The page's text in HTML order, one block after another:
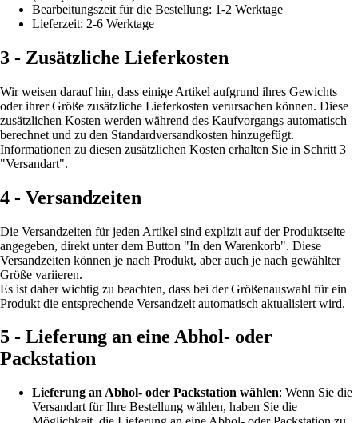
Bearbeitungszeit für die Bestellung: 1-2 Werktage
Lieferzeit: 2-6 Werktage
3 - Zusätzliche Lieferkosten
Wir weisen darauf hin, dass einige Artikel aufgrund ihres Gewichts
oder ihrer Größe zusätzliche Lieferkosten verursachen können. Diese
zusätzlichen Kosten werden während des Kaufvorgangs automatisch
berechnet und zu den Standardversandkosten hinzugefügt.
Informationen zu diesen zusätzlichen Kosten erhalten Sie in Schritt 3
"Versandart".
4 - Versandzeiten
Die Versandzeiten für jeden Artikel sind explizit auf der Produktseite
angegeben, direkt unter dem Button "In den Warenkorb". Diese
Versandzeiten können je nach Produkt, aber auch je nach gewählter
Größe variieren.
Es ist daher wichtig zu beachten, dass bei der Größenauswahl für ein
Produkt die entsprechende Versandzeit automatisch aktualisiert wird.
5 - Lieferung an eine Abhol- oder
Packstation
Lieferung an Abhol- oder Packstation wählen: Wenn Sie die
Versandart für Ihre Bestellung wählen, haben Sie die